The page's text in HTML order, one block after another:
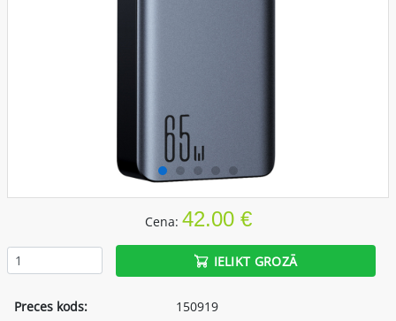
Cena: 42.00 €
IELIKT GROZĀ
Preces kods:
150919